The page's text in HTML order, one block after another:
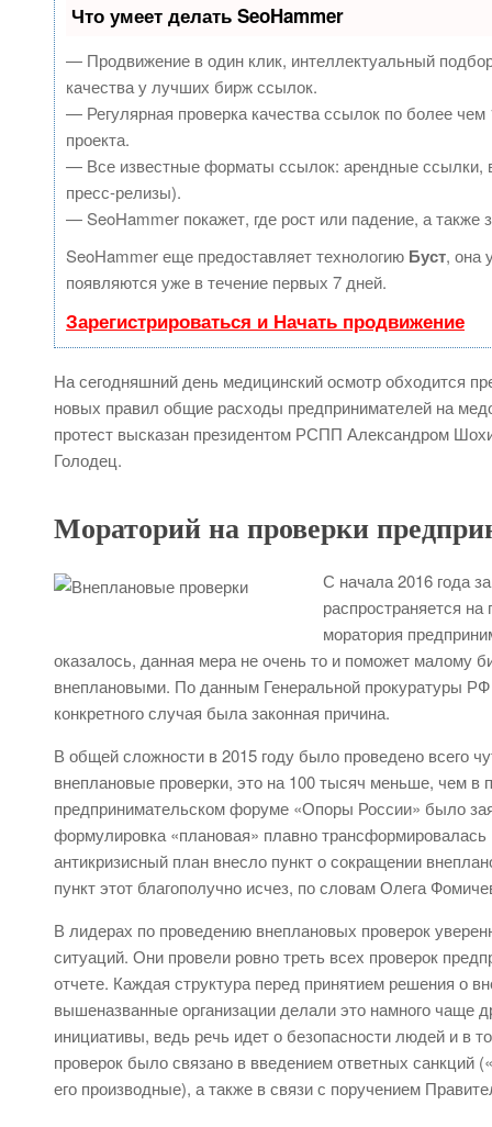
Что умеет делать SeoHammer
— Продвижение в один клик, интеллектуальный
качества у лучших бирж ссылок.
— Регулярная проверка качества ссылок по более
проекта.
— Все известные форматы ссылок: арендные ссылки,
пресс-релизы).
— SeoHammer покажет, где рост или падение, а также
SeoHammer еще предоставляет технологию Буст, она
появляются уже в течение первых 7 дней.
Зарегистрироваться и Начать продвижение
На сегодняшний день медицинский осмотр обходится
новых правил общие расходы предпринимателей на
протест высказан президентом РСПП Александром
Голодец.
Мораторий на проверки
С начала 2016 года
распространяется
моратория
оказалось, данная мера не очень то и поможет малому
внеплановыми. По данным Генеральной прокуратуры
конкретного случая была законная причина.
В общей сложности в 2015 году было проведено всего
внеплановые проверки, это на 100 тысяч меньше, чем
предпринимательском форуме «Опоры России» было
формулировка «плановая» плавно
антикризисный план внесло пункт о сокращении
пункт этот благополучно исчез, по словам Олега
В лидерах по проведению внеплановых проверок
ситуаций. Они провели ровно треть всех проверок
отчете. Каждая структура перед принятием решения о
вышеназванные организации делали это намного чаще
инициативы, ведь речь идет о безопасности людей и в
проверок было связано в введением ответных
его производные), а также в связи с поручением